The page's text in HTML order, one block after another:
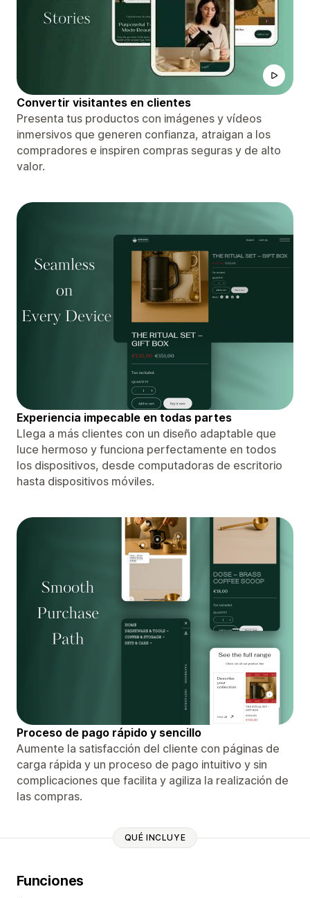
Convertir visitantes en clientes
Presenta tus productos con imágenes y vídeos
inmersivos que generen confianza, atraigan a los
compradores e inspiren compras seguras y de alto
valor.
Experiencia impecable en todas partes
Llega a más clientes con un diseño adaptable que
luce hermoso y funciona perfectamente en todos
los dispositivos, desde computadoras de escritorio
hasta dispositivos móviles.
Proceso de pago rápido y sencillo
Aumente la satisfacción del cliente con páginas de
carga rápida y un proceso de pago intuitivo y sin
complicaciones que facilita y agiliza la realización de
las compras.
QUÉ INCLUYE
Funciones